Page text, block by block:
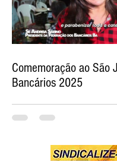
Comemoração ao São
Bancários 2025